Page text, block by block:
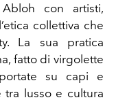
con artisti,
collettiva che
La sua pratica
fatto di virgolette
su capi e
lusso e cultura